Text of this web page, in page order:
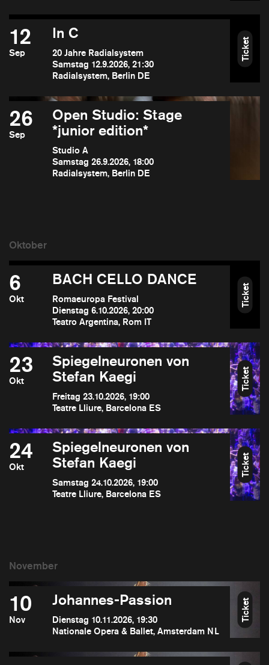
12
Sep
In C
20 Jahre Radialsystem
Samstag 12.9.2026, 21:30
Radialsystem, Berlin DE
Ticket
26
Sep
Open Studio: Stage
*junior edition*
Studio A
Samstag 26.9.2026, 18:00
Radialsystem, Berlin DE
6
Okt
BACH CELLO DANCE
Romaeuropa Festival
Dienstag 6.10.2026, 20:00
Teatro Argentina, Rom IT
Ticket
23
Okt
Spiegelneuronen von
Stefan Kaegi
Freitag 23.10.2026, 19:00
Teatre Lliure, Barcelona ES
Ticket
24
Okt
Spiegelneuronen von
Stefan Kaegi
Samstag 24.10.2026, 19:00
Teatre Lliure, Barcelona ES
Ticket
10
Nov
Johannes-Passion
Dienstag 10.11.2026, 19:30
Nationale Opera & Ballet, Amsterdam NL
Ticket